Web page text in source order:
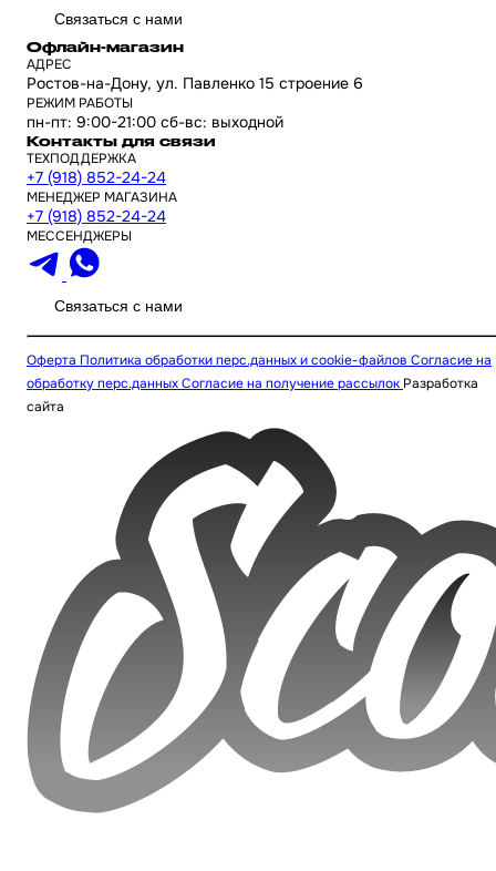
Связаться с нами
Офлайн-магазин
АДРЕС
Ростов-на-Дону, ул. Павленко 15 строение 6
РЕЖИМ РАБОТЫ
пн-пт: 9:00-21:00 сб-вс: выходной
Контакты для связи
ТЕХПОДДЕРЖКА
+7 (918) 852-24-24
МЕНЕДЖЕР МАГАЗИНА
+7 (918) 852-24-24
МЕССЕНДЖЕРЫ
Связаться с нами
Оферта Политика обработки перс.данных и cookie-файлов Согласие на
обработку перс.данныхСогласие на получение рассылок Разработка
сайта